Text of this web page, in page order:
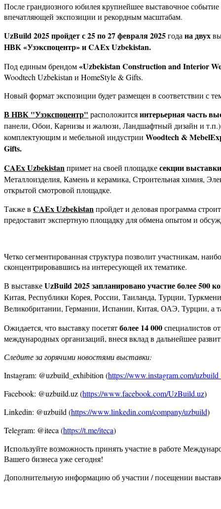
После грандиозного юбилея крупнейшее выставочное
впечатляющей экспозиции и рекордным масштабам.
UzBuild 2025 пройдет с 25 по 27 февраля 2025года на двух
НВК «Узэкспоцентр» и CAExUzbekistan.
Под единым брендом«Uzbekistan Construction and Interior
Woodtech Uzbekistan и HomeStyle & Gifts.
Новый формат экспозиции будет размещен в соответствии с
В НВК "Узэкспоцентр" расположитсяинтерьерная часть
панели, Обои, Карнизы и жалюзи, Ландшафтный дизайн и
комплектующим и мебельной индустрии Woodtech &
Gifts.
CAExUzbekistan примет на своей площадкесекции
Металлоизделия, Камень и керамика, Строительная химия,
открытой смотровой площадке.
Также в CAExUzbekistan пройдет и деловая программа
предоставит экспертную площадку для обмена опытом и
Четко сегментированная структура позволит участникам,
сконцентрировавшись на интересующей их тематике.
В выставкеUzBuild 2025 запланировано участиеболее 500
Китая, Республики Корея, России, Таиланда, Турции,
Великобритании, Германии, Испании, Китая, ОАЭ, Турции, а
Ожидается, что выставку посетятболее 14 000специалистов
международных организаций, внеся вклад в дальнейшее
Следите за горячими новостями выставки:
Instagram: @uzbuild_exhibition (https://www.instagram.com/
Facebook: @uzbuild.uz (https://www.facebook.com/UzBuild.uz)
Linkedin: @uzbuild (https://www.linkedin.com/company/uzbuild)
Telegram: @iteca (https://t.me/iteca)
Используйте возможность принять участие в работе
Вашего бизнеса уже сегодня!
Дополнительную информацию об участии / посещении